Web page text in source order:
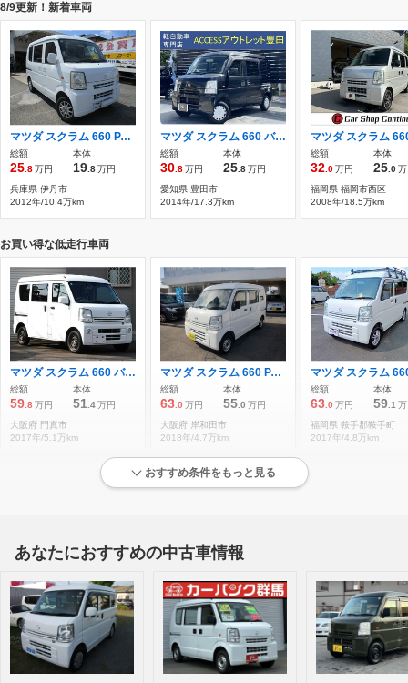
8/9更新！新着車両
マツダ スクラム 660 PA ハイルーフ 集中ドア ハイルーフ
総額
25 .8万円
本体
19 .8万円
兵庫県 伊丹市
2012年/10.4万km
マツダ スクラム 660 バスター ハイルーフ バスター 両側スライドドア 分割リアシート
総額
30 .8万円
本体
25 .8万円
愛知県 豊田市
2014年/17.3万km
総額
32 .0万円
本体
25 .0
福岡県 福岡市西区
2008年/18.5万km
お買い得な低走行車両
マツダ スクラム 660 バスター ハイルーフ 5AGS車 社外ナビ バックカメラ 衝突軽減ブレーキ E
総額
59.8 万円
本体
51.4万円
大阪府 門真市
2017年/5.1万km
マツダ スクラム 660 PA ハイルーフ ワンオーナー 純正CDオーディオ
総額
63.0 万円
本体
55.0 万円
大阪府 岸和田市
2018年/4.7万km
総額
63.0 万円
本体
59.1
福岡県 鞍手郡鞍手町
2017年/4.8万km
状態が良い低走行車両
マツダ スクラム 660 PC ハイルーフ 5速マニュアル 2DINオーディオ
総額
107.9万円
本体
99 .8万円
大阪府 大阪狭山市
2024年/0.3万km
マツダ スクラム 660 PC ハイルーフ
総額
121 万円
本体
113.9万円
静岡県 静岡市葵区
2024年/0.9万km
マツダ スクラム PC
総額
137 .6万円
本体
129.8
大阪府 寝屋川市
2025年/0.4万km
おすすめ条件をもっと見る
あなたにおすすめの中古車情報